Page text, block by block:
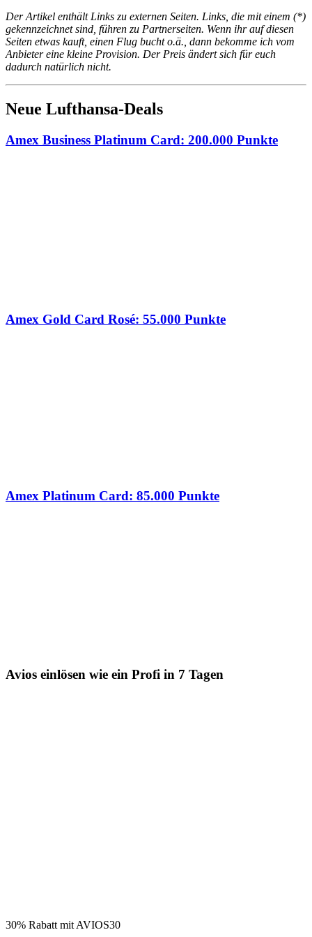
Der Artikel enthält Links zu externen Seiten. Links, die mit einem (*)
gekennzeichnet sind, führen zu Partnerseiten. Wenn ihr auf diesen
Seiten etwas kauft, einen Flug bucht o.ä., dann bekomme ich vom
Anbieter eine kleine Provision. Der Preis ändert sich für euch
dadurch natürlich nicht.
Neue Lufthansa-Deals
Amex Business Platinum Card: 200.000 Punkte
Amex Gold Card Rosé: 55.000 Punkte
Amex Platinum Card: 85.000 Punkte
Avios einlösen wie ein Profi in 7 Tagen
30% Rabatt mit AVIOS30